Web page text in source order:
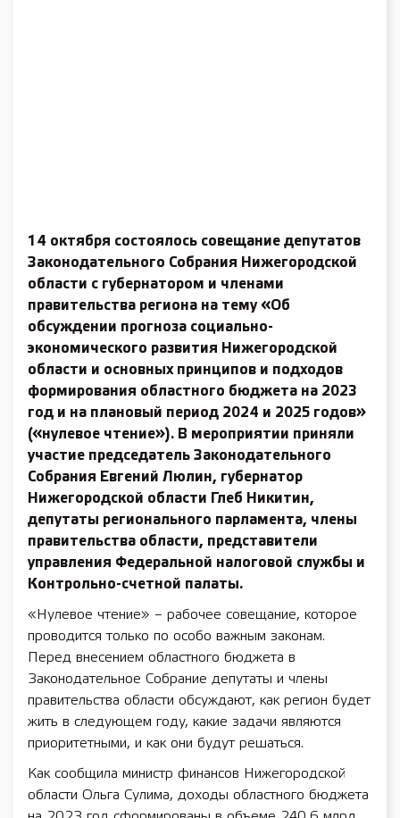
14 октября состоялось совещание депутатов
Законодательного Собрания Нижегородской
области с губернатором и членами
правительства региона на тему «Об
обсуждении прогноза социально-
экономического развития Нижегородской
области и основных принципов и подходов
формирования областного бюджета на 2023
год и на плановый период 2024 и 2025 годов»
(«нулевое чтение»). В мероприятии приняли
участие председатель Законодательного
Собрания Евгений Люлин, губернатор
Нижегородской области Глеб Никитин,
депутаты регионального парламента, члены
правительства области, представители
управления Федеральной налоговой службы и
Контрольно-счетной палаты.
«Нулевое чтение» – рабочее совещание, которое
проводится только по особо важным законам.
Перед внесением областного бюджета в
Законодательное Собрание депутаты и члены
правительства области обсуждают, как регион будет
жить в следующем году, какие задачи являются
приоритетными, и как они будут решаться.
Как сообщила министр финансов Нижегородской
области Ольга Сулима, доходы областного бюджета